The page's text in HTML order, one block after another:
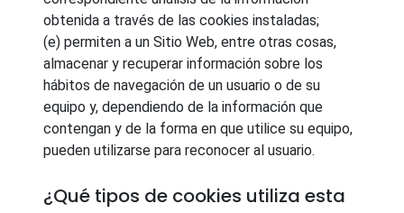
obtenida a través de las cookies instaladas;
(e) permiten a un Sitio Web, entre otras cosas,
almacenar y recuperar información sobre los
hábitos de navegación de un usuario o de su
equipo y, dependiendo de la información que
contengan y de la forma en que utilice su equipo,
pueden utilizarse para reconocer al usuario.
¿Qué tipos de cookies utiliza esta